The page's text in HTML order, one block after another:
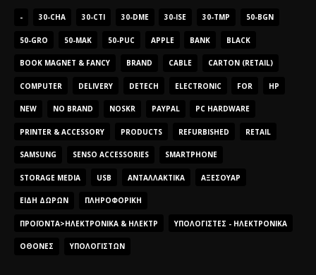
- 30-CHA 30-CTI 30-DME 30-ISE 30-TMP 50-BGN
50-GRO 50-MAK 50-PUC APPLE BANK BLACK
BOOK MAGNET & FANCY BRAND CABLE CARTON (RETAIL)
COMPUTER DELIVERY DETECH ELECTRONIC FOR HP
NEW NO BRAND NOSKR PAYPAL PC HARDWARE
PRINTER & ACCESSORY PRODUCTS REFURBISHED RETAIL
SAMSUNG SENSO ACCESSORIES SMARTPHONE
STORAGE MEDIA USB ΑΝΤΑΛΛΑΚΤΙΚΆ ΑΞΕΣΟΥΆΡ
ΕΊΔΗ ΔΏΡΩΝ ΠΛΗΡΟΦΟΡΙΚΉ
ΠΡΟΪΌΝΤΑ>ΗΛΕΚΤΡΟΝΙΚΆ & ΗΛΕΚΤΡ ΥΠΟΛΟΓΙΣΤΈΣ - ΗΛΕΚΤΡΟΝΙΚΆ
ΟΘΌΝΕΣ ΥΠΟΛΟΓΙΣΤΏΝ